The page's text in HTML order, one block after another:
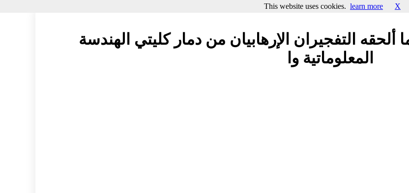
التفجيران الإرهابيان من دمار كليتي الهندسة
المعلوماتية وا
This website uses cookies. learn more X